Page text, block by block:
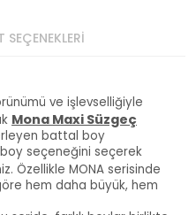
SEÇENEKLERİ
ve işlevselliğiyle
Mona Maxi Süzgeç
battal boy
seçeneğini seçerek
Özellikle MONA serisinde
hem daha büyük, hem